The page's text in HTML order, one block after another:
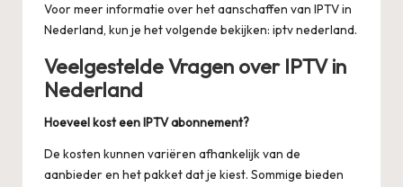
Voor meer informatie over het aanschaffen van IPTV in
Nederland, kun je het volgende bekijken: iptv nederland.
Veelgestelde Vragen over IPTV in
Nederland
Hoeveel kost een IPTV abonnement?
De kosten kunnen variëren afhankelijk van de
aanbieder en het pakket dat je kiest. Sommige bieden